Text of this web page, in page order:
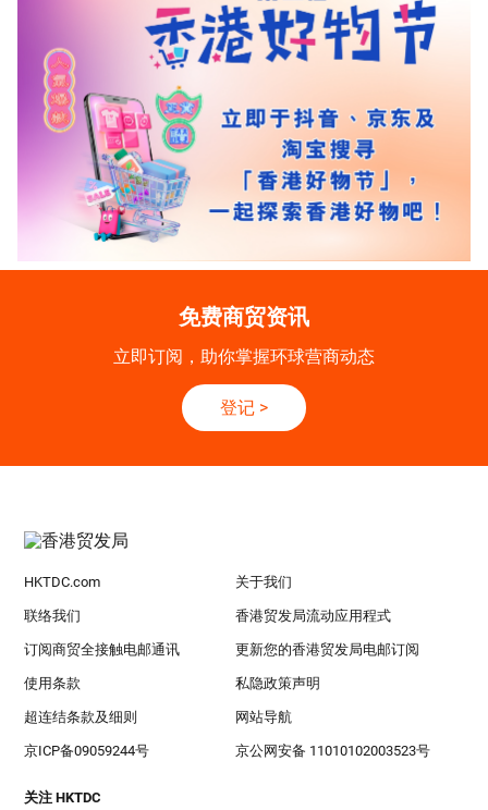
免费商贸资讯
立即订阅，助你掌握环球营商动态
登记 >
HKTDC.com 关于我们
联络我们 香港贸发局流动应用程式
订阅商贸全接触电邮通讯 更新您的香港贸发局电邮订阅
使用条款 私隐政策声明
超连结条款及细则 网站导航
京ICP备09059244号 京公网安备 11010102003523号
关注 HKTDC